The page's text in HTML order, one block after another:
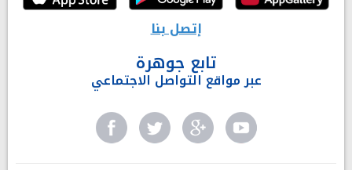
إتصل بنا
تابع جوهرة
عبر مواقع التواصل الاجتماعي